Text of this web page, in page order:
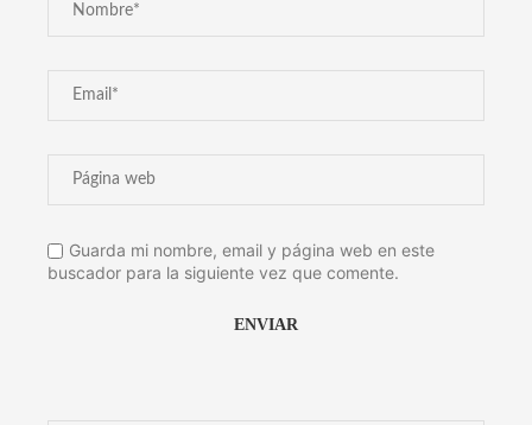
Guarda mi nombre, email y página web en este
buscador para la siguiente vez que comente.